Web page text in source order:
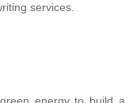
services.